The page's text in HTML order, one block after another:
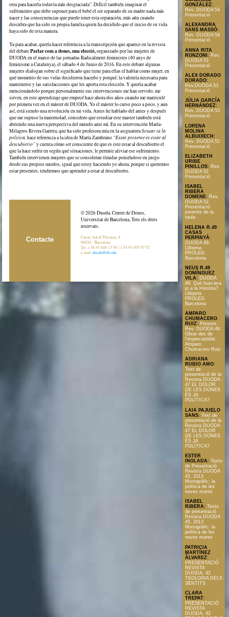
otra para hacerla todavía más desgraciada”. Difícil también imaginar el
sufrimiento que debe suponer para el bebé el ser separado de su madre nada más
nacer y las consecuencias que puede tener esta separación, más aún cuando
descubra que ha sido su propia familia quien ha decidido que el inicio de su vida
haya sido de esta manera.
Ya para acabar, quería hacer referencia a la transcripción que aparece en la revista
del debateParlar com a dones, una elecció,organizado por las mujeres de
DUODA en el marco de las jornadas Radicalment-feministes (40 anys de
feminisme a Catalunya), el sábado 4 de Junio de 2016. En este debate algunas
mujeres dialogan sobre el significado que tiene para ellas el hablar como mujer, en
qué momento de sus vidas decidieron hacerlo y porqué, la valentía necesaria para
mantenerse y las satisfacciones que les aporta esta elección. Y quería acabar
mencionándolo porque personalmente sus intervenciones me han servido, me
sirven, en este aprendizaje que empecé hace ahora dos años cuando me matriculé
por primera vez en el máster de DUODA. Yo el máster lo curso poco a poco, y aun
así, está siendo una revolución en mi vida. Antes he hablado del antes y después
que me supuso la maternidad, considero que estudiar este master también está
abriendo una nueva perspectiva del mundo ante mí. En su intervención María-
Milagros Rivera Garreta, que ha sido profesora mía en la asignaturaSexuar tú la
política,hace referencia a la idea de María Zambrano “Estar presente es estar al
descubierto”y cuenta cómo ser consciente de que es este estar al descubierto el
que la hace sufrir en según qué situaciones, le permite aliviar ese sufrimiento.
También intervienen mujeres que se consideran tímidas poniéndose en juego
desde sus propios miedos, igual que estoy haciendo yo ahora, porque si queremos
estar presentes, tendremos que aprender a estar al descubierto.
Contacte
© 2026 Duoda. Centre de Dones,
Universitat de Barcelona, Tots els drets
reservats.
Carrer Adolf Florensa, 8,
08028 - Barcelona
Tel. + 34 93 448 13 99 / + 34 93 403 97 92.
e-mail:duoda@ub.edu
GONZÁLEZ:
Rev. DUODA 54
Presentació
ALEXANDRA
SANS MASSÓ:
Rev. DUODA 54
Presentació
ANNA RITA
RONZONI : Rev.
DUODA 53
Presentació
ALEX DORADO
DORADO:
Rev.DUODA 53
Presentació
JÚLIA GARCÍA
HERNÁNDEZ:
Rev. DUODA 53
Presentació
LORENA
MOLINA
ALBUIXECH :
Rev. DUODA 52
Presentació
ELIZABETH
URIBE
PINILLOS: Rev.
DUODA 52
Presentació
ISABEL
RIBERA
DOMENE: Rev.
DUODA 52
Presentació
ponents de la
taula
HELENA R.49
CASAS
PERPINYÀ:
DUODA 49.
Llibreria
PRÒLEG.
Barcelona
NEUS R.49
DOMÍNGUEZ
VILA: DUODA
49. Què buscava
jo a la Història?
Llibreria
PRÒLEG.
Barcelona
AMPARO
CHUMACERO
RUIZ: Present.
Rev. DUODA 48.
Obrar des de
l’imperceptible.
Amparo
Chumacero Ruiz
ADRIANA
RUBIO AMO:
Text de
presentació de la
Revista DUODA
47 EL DOLOR
DE LES DONES
ÉS JA
POLÍTICA?
LAIA PAJUELO
SANS: Text de
presentació de la
Revista DUODA
47 EL DOLOR
DE LES DONES
ÉS JA
POLÍTICA?
ESTER
INGLADA: Texto
de Presentació
Revista DUODA
45, 2013
Monogràfic: la
política de les
noves mares
ISABEL
RIBERA: Texto
de presentació
Revista DUODA
45, 2013
Monogràfic: la
política de les
noves mares
PATRICIA
MARTÍNEZ
ÀLVAREZ:
PRESENTACIÓ
REVISTA
DUODA, 42
TEOLOGIA DELS
SENTITS
CLARA
TREPAT:
PRESENTACIÓ
REVISTA
DUODA, 42